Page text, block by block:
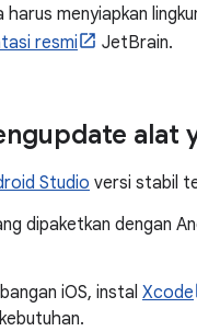
harus menyiapkan
resmi JetBrain.
alat
Studio versi stabil
dipaketkan dengan
iOS, instal Xcode